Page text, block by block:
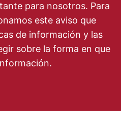
para nosotros. Para
este aviso que
de información y las
sobre la forma en que